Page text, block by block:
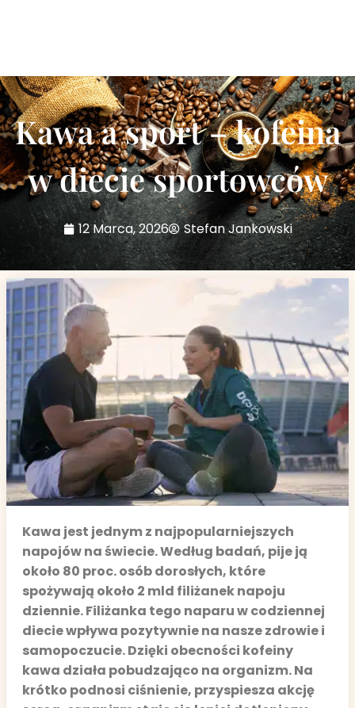
Kawa a sport – kofeina
w diecie sportowców
12 Marca, 2026 Stefan Jankowski
Kawa jest jednym z najpopularniejszych
napojów na świecie. Według badań, pije ją
około 80 proc. osób dorosłych, które
spożywają około 2 mld filiżanek napoju
dziennie. Filiżanka tego naparu w codziennej
diecie wpływa pozytywnie na nasze zdrowie i
samopoczucie. Dzięki obecności kofeiny
kawa działa pobudzająco na organizm. Na
krótko podnosi ciśnienie, przyspiesza akcję